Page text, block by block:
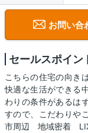
お問い合
セールスポイン
こちらの住宅の向き
快適な生活ができる
わりの条件があるは
すので、こだわりや
市周辺 地域密着